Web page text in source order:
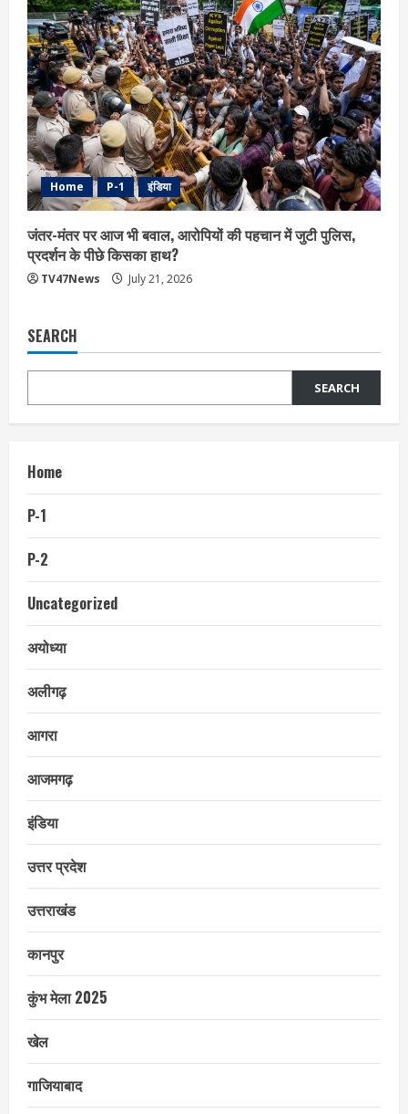
Home P-1 इंडिया
जंतर-मंतर पर आज भी बवाल, आरोपियों की पहचान में जुटी पुलिस,
प्रदर्शन के पीछे किसका हाथ?
TV47News July 21, 2026
SEARCH
SEARCH
Home
P-1
P-2
Uncategorized
अयोध्या
अलीगढ़
आगरा
आजमगढ़
इंडिया
उत्तर प्रदेश
उत्तराखंड
कानपुर
कुंभ मेला 2025
खेल
गाजियाबाद